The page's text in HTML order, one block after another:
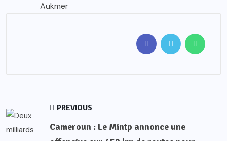
Aukmer
PREVIOUS
Cameroun : Le Mintp annonce une